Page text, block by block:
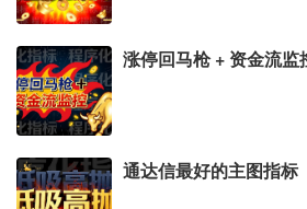
涨停回马枪 + 资金流监
通达信最好的主图指标